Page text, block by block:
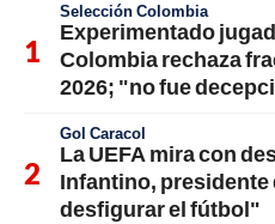
Selección Colombia
Experimentado
Colombia rechaza
2026; "no fue
Gol Caracol
La UEFA mira con
Infantino, presidente
desfigurar el fútbol"